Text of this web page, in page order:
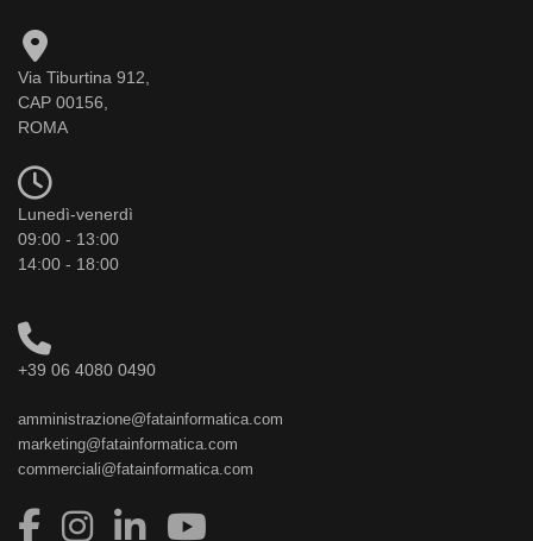
Via Tiburtina 912,
CAP 00156,
ROMA
Lunedì-venerdì
09:00 - 13:00
14:00 - 18:00
+39 06 4080 0490
amministrazione@fatainformatica.com
marketing@fatainformatica.com
commerciali@fatainformatica.com